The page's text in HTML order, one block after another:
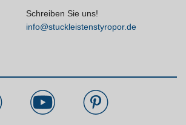
Schreiben Sie uns!
info@stuckleistenstyropor.de